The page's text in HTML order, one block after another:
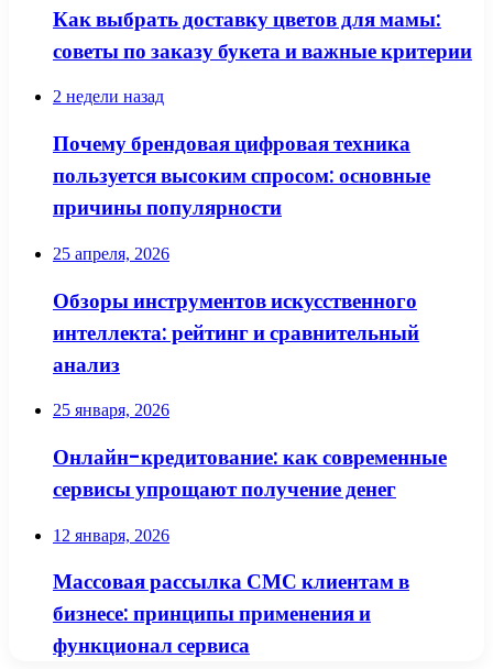
Как выбрать доставку цветов для мамы:
советы по заказу букета и важные критерии
2 недели назад
Почему брендовая цифровая техника
пользуется высоким спросом: основные
причины популярности
25 апреля, 2026
Обзоры инструментов искусственного
интеллекта: рейтинг и сравнительный
анализ
25 января, 2026
Онлайн-кредитование: как современные
сервисы упрощают получение денег
12 января, 2026
Массовая рассылка СМС клиентам в
бизнесе: принципы применения и
функционал сервиса